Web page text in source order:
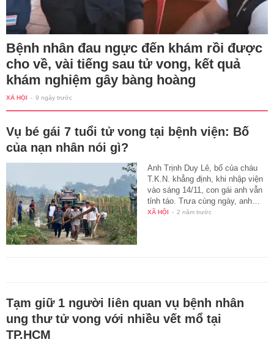
Bệnh nhân đau ngực đến khám rồi được
cho về, vài tiếng sau tử vong, kết quả
khám nghiệm gây bàng hoàng
XÃ HỘI - 9 ngày trước
Vụ bé gái 7 tuổi tử vong tại bệnh viện: Bố
của nạn nhân nói gì?
Anh Trịnh Duy Lê, bố của cháu
T.K.N. khẳng định, khi nhập viện
vào sáng 14/11, con gái anh vẫn
tỉnh táo. Trưa cùng ngày, anh…
XÃ HỘI - 2 năm trước
Tạm giữ 1 người liên quan vụ bệnh nhân
ung thư tử vong với nhiều vết mổ tại
TP.HCM